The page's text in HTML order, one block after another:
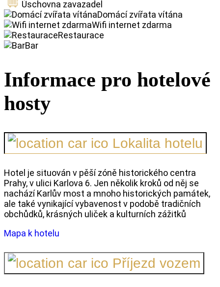
Úschovna zavazadel
Domácí zvířata vítána
Wifi internet zdarma
Restaurace
Bar
Informace pro hotelové
hosty
Lokalita hotelu
Hotel je situován v pěší zóně historického centra
Prahy, v ulici Karlova 6. Jen několik kroků od něj se
nachází Karlův most a mnoho historických památek,
ale také vynikající vybavenost v podobě tradičních
obchůdků, krásných uliček a kulturních zážitků
Mapa k hotelu
Příjezd vozem